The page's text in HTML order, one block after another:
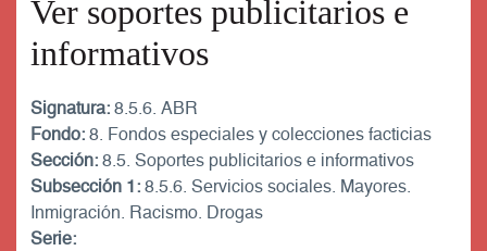
Ver soportes publicitarios e
informativos
Signatura:8.5.6. ABR
Fondo:8. Fondos especiales y colecciones facticias
Sección:8.5. Soportes publicitarios e informativos
Subsección 1:8.5.6. Servicios sociales. Mayores.
Inmigración. Racismo. Drogas
Serie: